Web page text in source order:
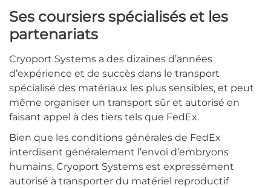
Ses coursiers spécialisés et les
partenariats
Cryoport Systems a des dizaines d’années
d’expérience et de succès dans le transport
spécialisé des matériaux les plus sensibles, et peut
même organiser un transport sûr et autorisé en
faisant appel à des tiers tels que FedEx.
Bien que les conditions générales de FedEx
interdisent généralement l’envoi d’embryons
humains, Cryoport Systems est expressément
autorisé à transporter du matériel reproductif